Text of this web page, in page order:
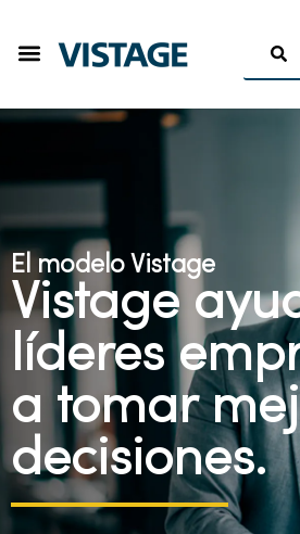
El modelo Vistage
Vistage
líderes
a tomar
decisiones.